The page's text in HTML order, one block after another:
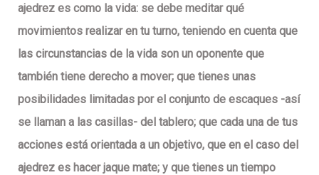
ajedrez es como la vida: se debe meditar qué
movimientos realizar en tu turno, teniendo en cuenta que
las circunstancias de la vida son un oponente que
también tiene derecho a mover; que tienes unas
posibilidades limitadas por el conjunto de escaques -así
se llaman a las casillas- del tablero; que cada una de tus
acciones está orientada a un objetivo, que en el caso del
ajedrez es hacer jaque mate; y que tienes un tiempo